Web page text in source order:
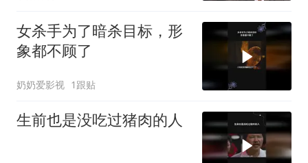
女杀手为了暗杀目标，形
象都不顾了
奶奶爱影视 1跟贴
生前也是没吃过猪肉的人